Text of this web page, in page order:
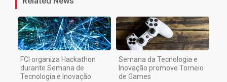
FCI organiza Hackathon
durante Semana de
Tecnologia e Inovação
Semana da Tecnologia e
Inovação promove Torneio
de Games